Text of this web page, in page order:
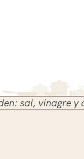
vinagre y